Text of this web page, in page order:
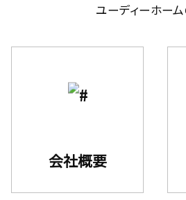
ユーディーホー
会社概要